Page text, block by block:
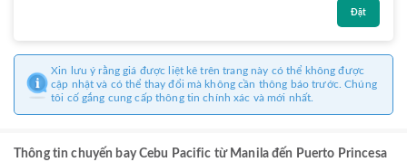
Đặt
Xin lưu ý rằng giá được liệt kê trên trang này có thể không được
cập nhật và có thể thay đổi mà không cần thông báo trước. Chúng
tôi cố gắng cung cấp thông tin chính xác và mới nhất.
Thông tin chuyến bay Cebu Pacific từ Manila đến Puerto Princesa